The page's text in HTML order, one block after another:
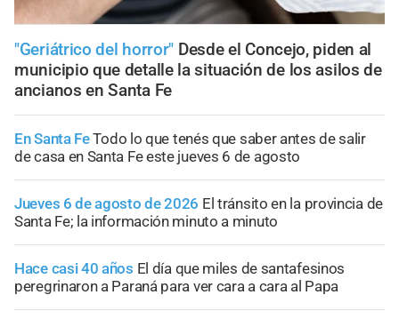
"Geriátrico del horror" Desde el Concejo, piden al
municipio que detalle la situación de los asilos de
ancianos en Santa Fe
En Santa FeTodo lo que tenés que saber antes de salir
de casa en Santa Fe este jueves 6 de agosto
Jueves 6 de agosto de 2026 El tránsito en la provincia de
Santa Fe; la información minuto a minuto
Hace casi 40 años El día que miles de santafesinos
peregrinaron a Paraná para ver cara a cara al Papa